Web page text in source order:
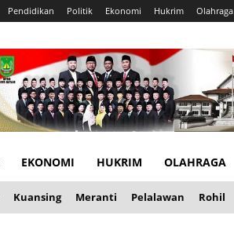
Pendidikan Politik Ekonomi Hukrim Olahraga
EKONOMI HUKRIM OLAHRAGA
Kuansing Meranti Pelalawan Rohil